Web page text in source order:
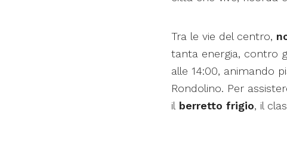
Tra le vie del centro,
tanta energia, contro
alle 14:00, animando
Rondolino. Per
il berretto frigio, il